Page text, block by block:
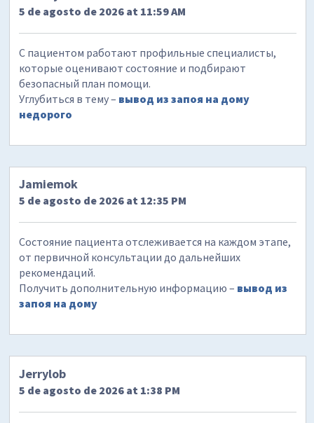
5 de agosto de 2026 at 11:59 AM
С пациентом работают профильные специалисты,
которые оценивают состояние и подбирают
безопасный план помощи.
Углубиться в тему – вывод из запоя на дому
недорого
Jamiemok
5 de agosto de 2026 at 12:35 PM
Состояние пациента отслеживается на каждом этапе,
от первичной консультации до дальнейших
рекомендаций.
Получить дополнительную информацию – вывод из
запоя на дому
Jerrylob
5 de agosto de 2026 at 1:38 PM